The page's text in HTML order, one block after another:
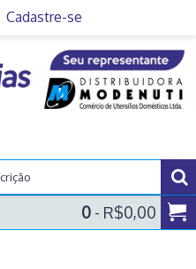
Cadastre-se
0 - R$0,00